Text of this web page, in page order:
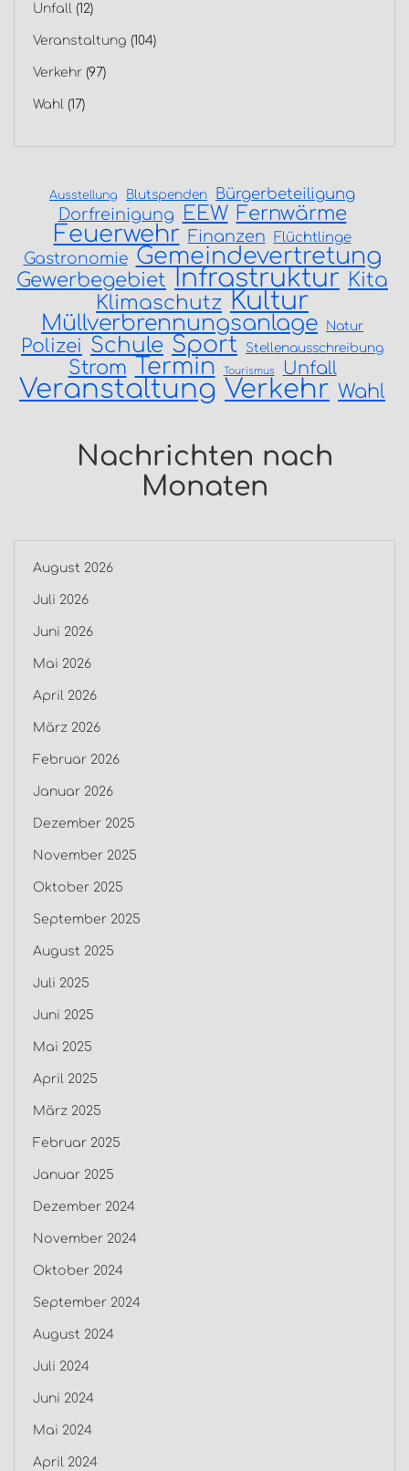
Unfall (12)
Veranstaltung (104)
Verkehr (97)
Wahl (17)
Ausstellung Blutspenden Bürgerbeteiligung
Dorfreinigung EEW Fernwärme
Feuerwehr Finanzen Flüchtlinge
Gastronomie Gemeindevertretung
Gewerbegebiet Infrastruktur Kita
Klimaschutz Kultur
Müllverbrennungsanlage Natur
Polizei Schule Sport Stellenausschreibung
Strom Termin Tourismus Unfall
Veranstaltung Verkehr Wahl
Nachrichten nach
Monaten
August 2026
Juli 2026
Juni 2026
Mai 2026
April 2026
März 2026
Februar 2026
Januar 2026
Dezember 2025
November 2025
Oktober 2025
September 2025
August 2025
Juli 2025
Juni 2025
Mai 2025
April 2025
März 2025
Februar 2025
Januar 2025
Dezember 2024
November 2024
Oktober 2024
September 2024
August 2024
Juli 2024
Juni 2024
Mai 2024
April 2024